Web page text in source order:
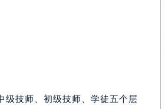
）
大厦）23层2326室（需提前预约）
级技师、初级技师、学徒五个层